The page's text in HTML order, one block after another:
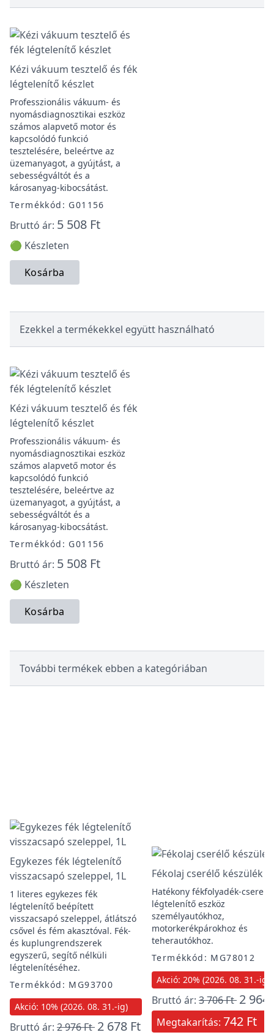
Kézi vákuum tesztelő és fék
légtelenítő készlet
Professzionális vákuum- és
nyomásdiagnosztikai eszköz
számos alapvető motor és
kapcsolódó funkció
tesztelésére, beleértve az
üzemanyagot, a gyújtást, a
sebességváltót és a
károsanyag-kibocsátást.
Termékkód: G01156
Bruttó ár: 5 508 Ft
🟢 Készleten
Kosárba
Ezekkel a termékekkel együtt használható
Kézi vákuum tesztelő és fék
légtelenítő készlet
Professzionális vákuum- és
nyomásdiagnosztikai eszköz
számos alapvető motor és
kapcsolódó funkció
tesztelésére, beleértve az
üzemanyagot, a gyújtást, a
sebességváltót és a
károsanyag-kibocsátást.
Termékkód: G01156
Bruttó ár: 5 508 Ft
🟢 Készleten
Kosárba
További termékek ebben a kategóriában
Egykezes fék légtelenítő
visszacsapó szeleppel, 1L
1 literes egykezes fék
légtelenítő beépített
visszacsapó szeleppel, átlátszó
csővel és fém akasztóval. Fék-
és kuplungrendszerek
egyszerű, segítő nélküli
légtelenítéséhez.
Termékkód: MG93700
Akció: 10% (2026. 08. 31.-ig)
Bruttó ár: 2 976 Ft 2 678 Ft
Fékolaj cserélő készülék
Hatékony fékfolyadék-csere
légtelenítő eszköz
személyautókhoz,
motorkerékpárokhoz és
teherautókhoz.
Termékkód: MG78012
Akció: 20% (2026. 08. 31.-ig)
Bruttó ár: 3 706 Ft 2 964
Megtakarítás: 742 Ft